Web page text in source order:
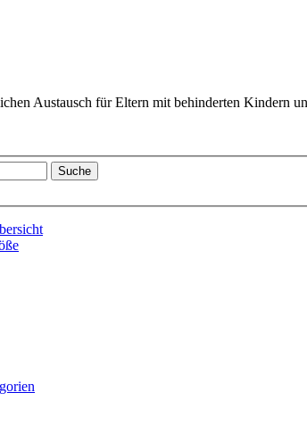
Austausch für Eltern mit behinderten Kindern